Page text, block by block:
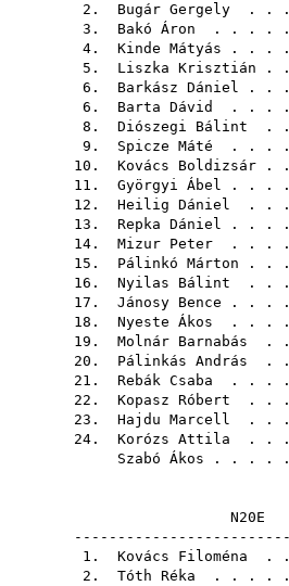
2. Bugár Gergely . .
3. Bakó Áron . . . .
4. Kinde Mátyás . . .
5. Liszka Krisztián .
6. Barkász Dániel . .
6. Barta Dávid . . .
8. Diószegi Bálint .
9. Spicze Máté . . .
10. Kovács Boldizsár .
11. Györgyi Ábel . . .
12. Heilig Dániel . .
13. Repka Dániel . . .
14. Mizur Peter . . .
15. Pálinkó Márton . .
16. Nyilas Bálint . .
17. Jánosy Bence . . .
18. Nyeste Ákos . . .
19. Molnár Barnabás .
20. Pálinkás András .
21. Rebák Csaba . . .
22. Kopasz Róbert . .
23. Hajdu Marcell . .
24. Korózs Attila . .
Szabó Ákos . . . .
1. Kovács Filoména .
2. Tóth Réka . . . .